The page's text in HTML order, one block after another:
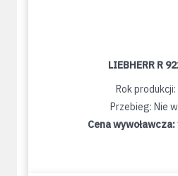
LIEBHERR R
Rok
Przebieg: Nie
Cena wywoławcza: